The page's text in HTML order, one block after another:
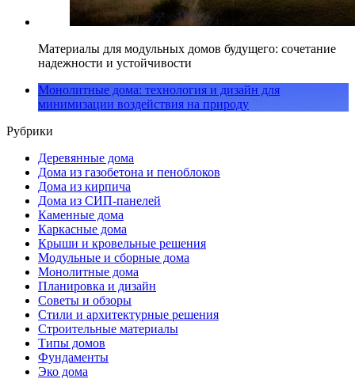
Материалы для модульных домов будущего: сочетание
надежности и устойчивости
Монолитные дома: технология и дизайн для
минимизации воздействия на природу
Рубрики
Деревянные дома
Дома из газобетона и пеноблоков
Дома из кирпича
Дома из СИП-панелей
Каменные дома
Каркасные дома
Крыши и кровельные решения
Модульные и сборные дома
Монолитные дома
Планировка и дизайн
Советы и обзоры
Стили и архитектурные решения
Строительные материалы
Типы домов
Фундаменты
Эко дома